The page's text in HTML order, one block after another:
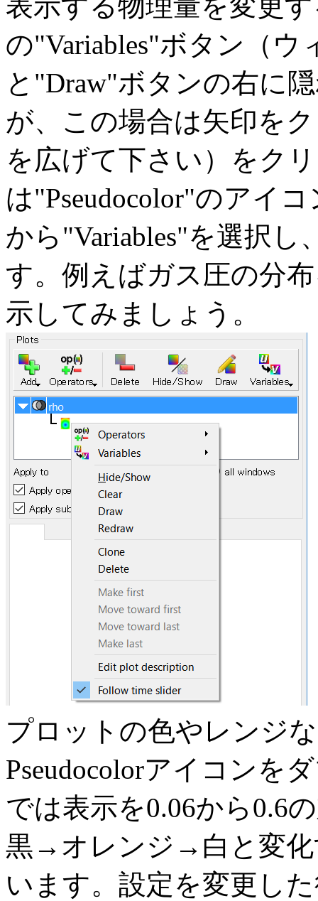
表示する物理量を変更
の"Variables"ボタン（
と"Draw"ボタンの右に
が、この場合は矢印を
を広げて下さい）をク
は"Pseudocolor"のアイ
から"Variables"を選択
す。例えばガス圧の分
示してみましょう。
プロットの色やレンジ
Pseudocolorアイコンを
では表示を0.06から0.6
黒→オレンジ→白と変化
います。設定を変更し